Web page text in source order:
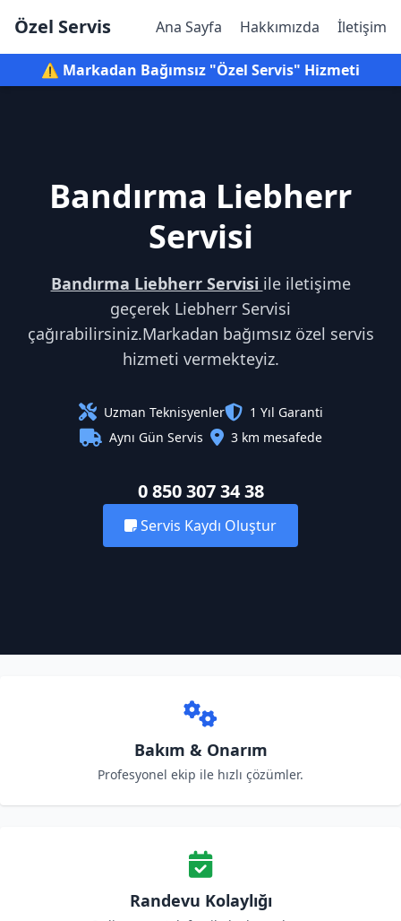
Özel Servis Ana Sayfa Hakkımızda İletişim
⚠️ Markadan Bağımsız "Özel Servis" Hizmeti
Bandırma Liebherr
Servisi
Bandırma Liebherr Servisi ile iletişime
geçerek Liebherr Servisi
çağırabilirsiniz.Markadan bağımsız özel servis
hizmeti vermekteyiz.
Uzman Teknisyenler
1 Yıl Garanti
Aynı Gün Servis
3 km mesafede
0 850 307 34 38
Servis Kaydı Oluştur
Bakım & Onarım
Profesyonel ekip ile hızlı çözümler.
Randevu Kolaylığı